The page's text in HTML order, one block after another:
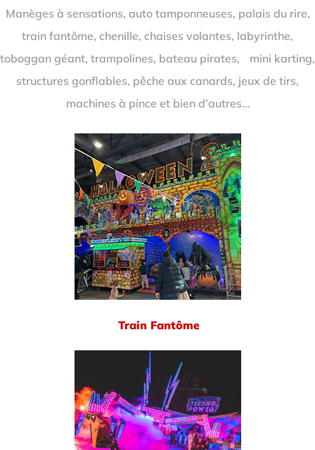
Manèges à sensations, auto tamponneuses, palais du rire,
train fantôme, chenille, chaises volantes, labyrinthe,
toboggan géant, trampolines, bateau pirates, mini karting,
structures gonflables, pêche aux canards, jeux de tirs,
machines à pince et bien d’autres…
Train Fantôme